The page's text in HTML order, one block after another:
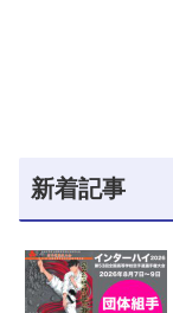
新着記事